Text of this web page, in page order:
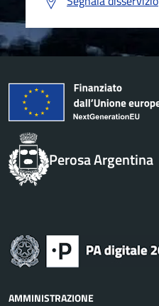
Perosa Argentina
AMMINISTRAZIONE